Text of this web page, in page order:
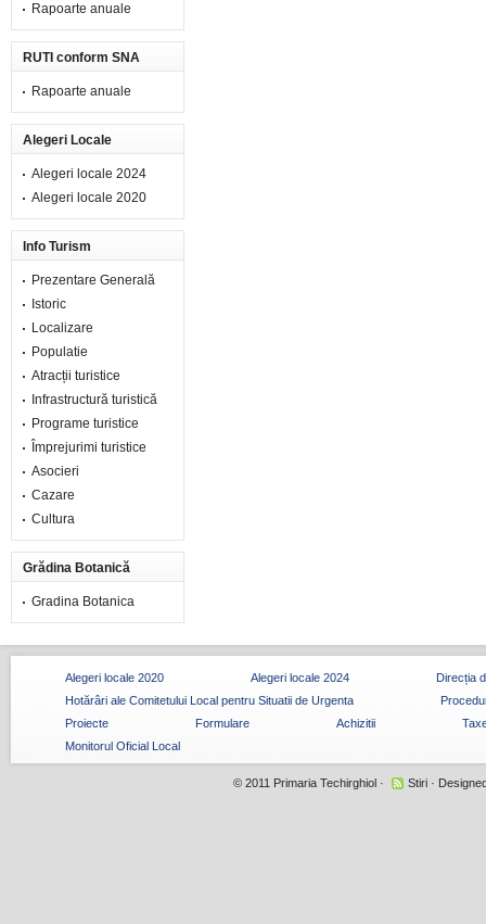
Rapoarte anuale
RUTI conform SNA
Rapoarte anuale
Alegeri Locale
Alegeri locale 2024
Alegeri locale 2020
Info Turism
Prezentare Generală
Istoric
Localizare
Populatie
Atracții turistice
Infrastructură turistică
Programe turistice
Împrejurimi turistice
Asocieri
Cazare
Cultura
Grădina Botanică
Gradina Botanica
Alegeri locale 2020 Alegeri locale 2024
Direcția
Hotărâri ale Comitetului Local pentru Situatii de Urgenta
Proiecte
Formulare Achizitii
Monitorul Oficial Local
© 2011 Primaria Techirghiol · Stiri ·